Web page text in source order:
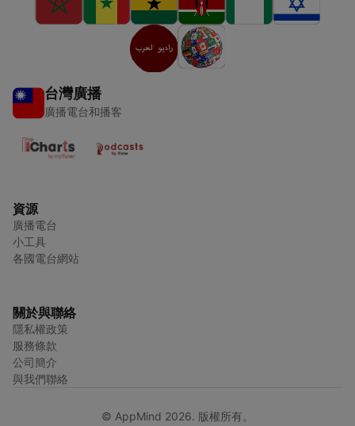
台灣廣播
廣播電台和播客
資源
廣播電台
小工具
各國電台網站
關於與聯絡
隱私權政策
服務條款
公司簡介
與我們聯絡
© AppMind 2026. 版權所有。